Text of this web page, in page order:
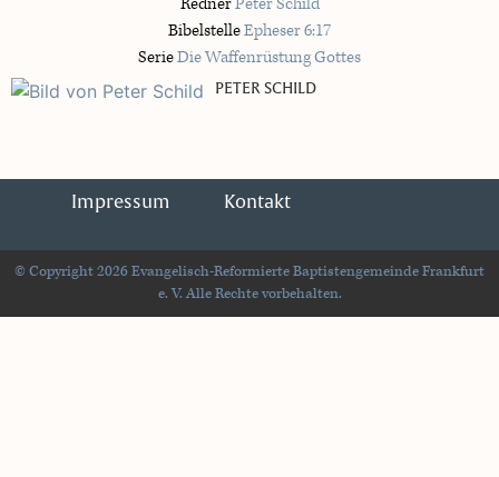
BibelstelleEpheser 6:17
SerieDie Waffenrüstung Gottes
PETER SCHILD
Impressum Kontakt
© Copyright 2026 Evangelisch-Reformierte Baptistengemeinde Frankfurt
e. V. Alle Rechte vorbehalten.